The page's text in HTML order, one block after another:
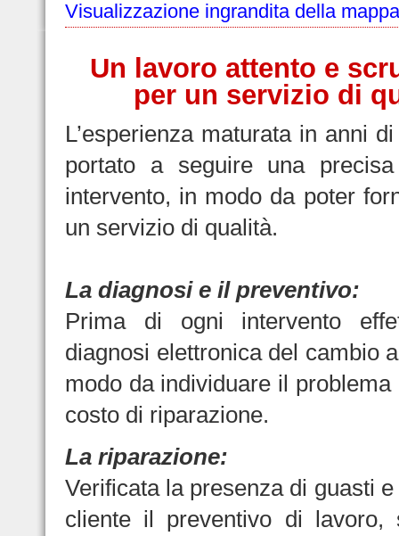
Visualizzazione ingrandita della mappa
Un lavoro attento e
per un servizio di
L’esperienza maturata in anni
portato a seguire una
intervento, in modo da poter
un servizio di qualità.
La diagnosi e il preventivo:
Prima di ogni intervento
diagnosi elettronica del cambio
modo da individuare il
costo di riparazione.
La riparazione:
Verificata la presenza di guasti
cliente il preventivo di lavoro,